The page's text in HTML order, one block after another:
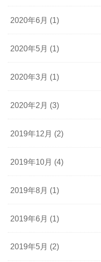
2020年6月 (1)
2020年5月 (1)
2020年3月 (1)
2020年2月 (3)
2019年12月 (2)
2019年10月 (4)
2019年8月 (1)
2019年6月 (1)
2019年5月 (2)